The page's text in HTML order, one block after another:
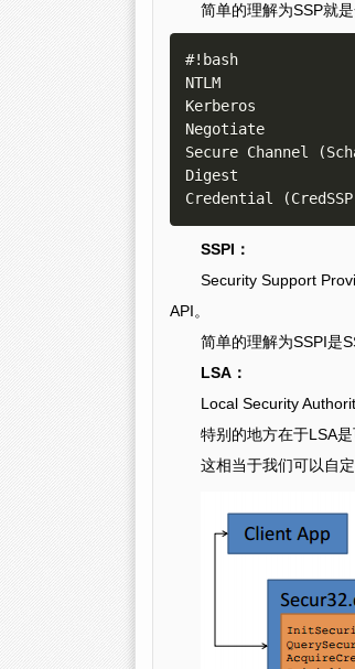
简单的理解为SSP就
#!bash
NTLM
Kerberos
Negotiate
Secure Channel
Digest
SSPI：
Security Support
API。
简单的理解为SSPI是
LSA：
Local Security
特别的地方在于LSA
这相当于我们可以自